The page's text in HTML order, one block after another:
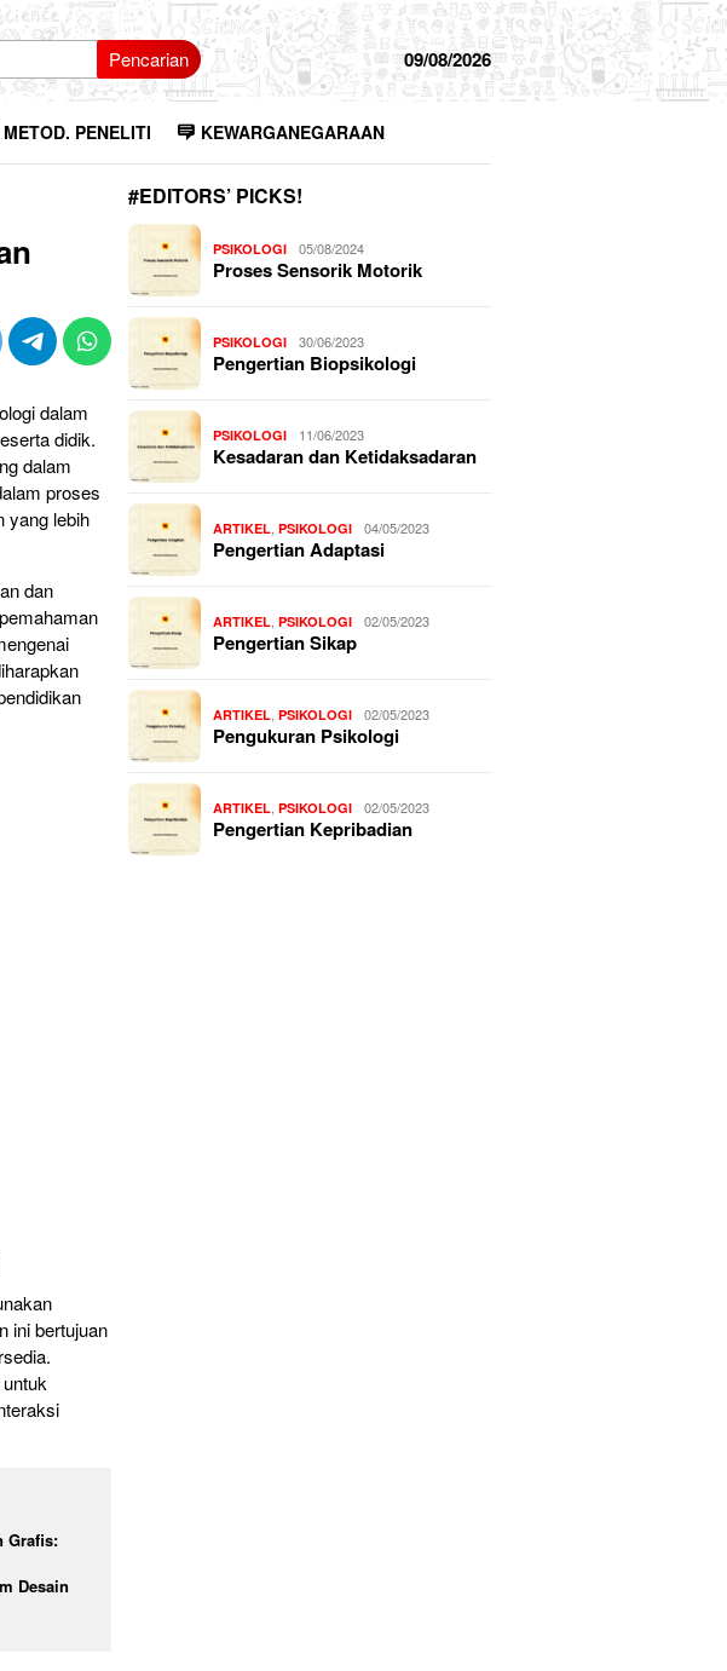
Pencarian 09/08/2026
METOD. PENELITI KEWARGANEGARAAN
dalam
didik.
dalam
proses
yang lebih
dan
ini bertujuan
Grafis:
Desain
#EDITORS’ PICKS!
PSIKOLOGI 05/08/2024
Proses Sensorik Motorik
PSIKOLOGI 30/06/2023
Pengertian Biopsikologi
PSIKOLOGI 11/06/2023
Kesadaran dan Ketidaksadaran
ARTIKEL ,PSIKOLOGI 04/05/2023
Pengertian Adaptasi
ARTIKEL ,PSIKOLOGI 02/05/2023
Pengertian Sikap
ARTIKEL ,PSIKOLOGI 02/05/2023
Pengukuran Psikologi
ARTIKEL ,PSIKOLOGI 02/05/2023
Pengertian Kepribadian